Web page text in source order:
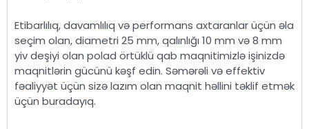
Etibarlılıq, davamlılıq və performans axtaranlar üçün əla
seçim olan, diametri 25 mm, qalınlığı 10 mm və 8 mm
yiv deşiyi olan polad örtüklü qab maqnitimizlə işinizdə
maqnitlərin gücünü kəşf edin. Səmərəli və effektiv
fəaliyyət üçün sizə lazım olan maqnit həllini təklif etmək
üçün buradayıq.